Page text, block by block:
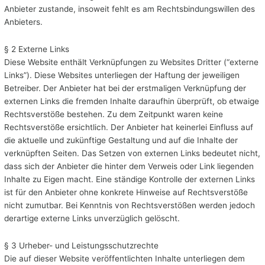
Anbieter zustande, insoweit fehlt es am Rechtsbindungswillen des
Anbieters.
§ 2 Externe Links
Diese Website enthält Verknüpfungen zu Websites Dritter (“externe
Links”). Diese Websites unterliegen der Haftung der jeweiligen
Betreiber. Der Anbieter hat bei der erstmaligen Verknüpfung der
externen Links die fremden Inhalte daraufhin überprüft, ob etwaige
Rechtsverstöße bestehen. Zu dem Zeitpunkt waren keine
Rechtsverstöße ersichtlich. Der Anbieter hat keinerlei Einfluss auf
die aktuelle und zukünftige Gestaltung und auf die Inhalte der
verknüpften Seiten. Das Setzen von externen Links bedeutet nicht,
dass sich der Anbieter die hinter dem Verweis oder Link liegenden
Inhalte zu Eigen macht. Eine ständige Kontrolle der externen Links
ist für den Anbieter ohne konkrete Hinweise auf Rechtsverstöße
nicht zumutbar. Bei Kenntnis von Rechtsverstößen werden jedoch
derartige externe Links unverzüglich gelöscht.
§ 3 Urheber- und Leistungsschutzrechte
Die auf dieser Website veröffentlichten Inhalte unterliegen dem